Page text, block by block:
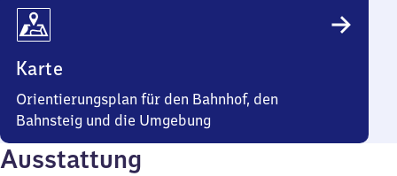
Karte
Orientierungsplan für den Bahnhof, den
Bahnsteig und die Umgebung
Ausstattung